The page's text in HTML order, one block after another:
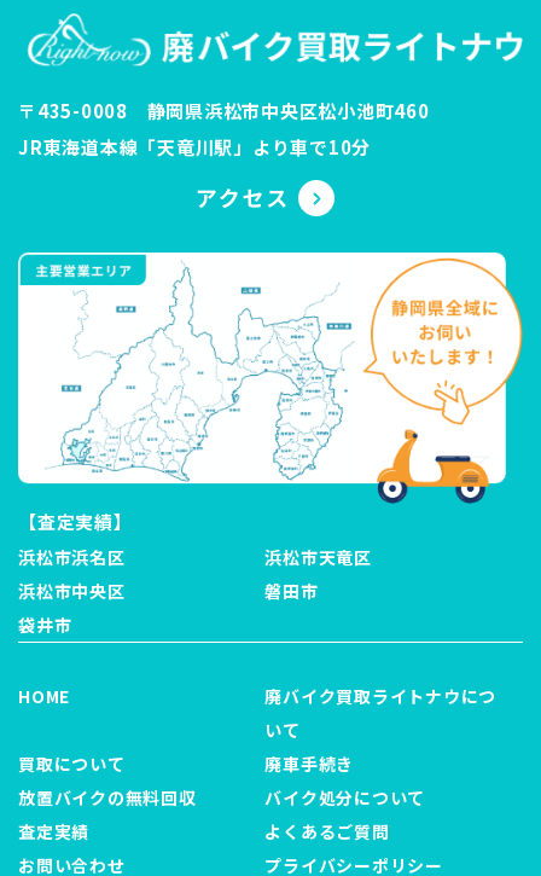
〒435-0008 静岡県浜松市中央区松小池町460
JR東海道本線「天竜川駅」より車で10分
【査定実績】
浜松市浜名区
浜松市天竜区
浜松市中央区
磐田市
袋井市
HOME
廃バイク買取ライトナウにつ
いて
買取について
廃車手続き
放置バイクの無料回収
バイク処分について
査定実績
よくあるご質問
お問い合わせ
プライバシーポリシー